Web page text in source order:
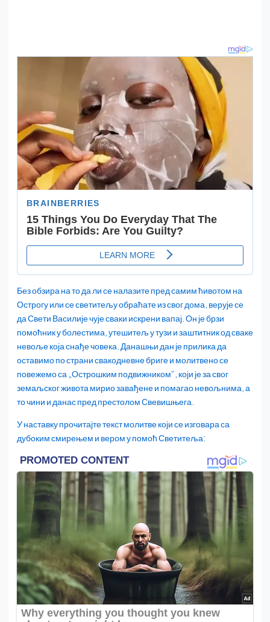
Без обзира на то да ли се налазите пред самим ћивотом на
Острогу или се светитељу обраћате из свог дома, верује се
да Свети Василије чује сваки искрени вапај. Он је брзи
помоћник у болестима, утешитељ у тузи и заштитник од сваке
невоље која снађе човека. Данашњи дан је прилика да
оставимо по страни свакодневне бриге и молитвено се
повежемо са „Острошким подвижником“, који је за свог
земаљског живота мирио завађене и помагао невољнима, а
то чини и данас пред престолом Свевишњега.
У наставку прочитајте текст молитве који се изговара са
дубоким смирењем и вером у помоћ Светитеља: